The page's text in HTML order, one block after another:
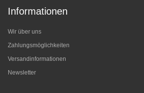
Informationen
Wir über uns
Zahlungsmöglichkeiten
Versandinformationen
Newsletter